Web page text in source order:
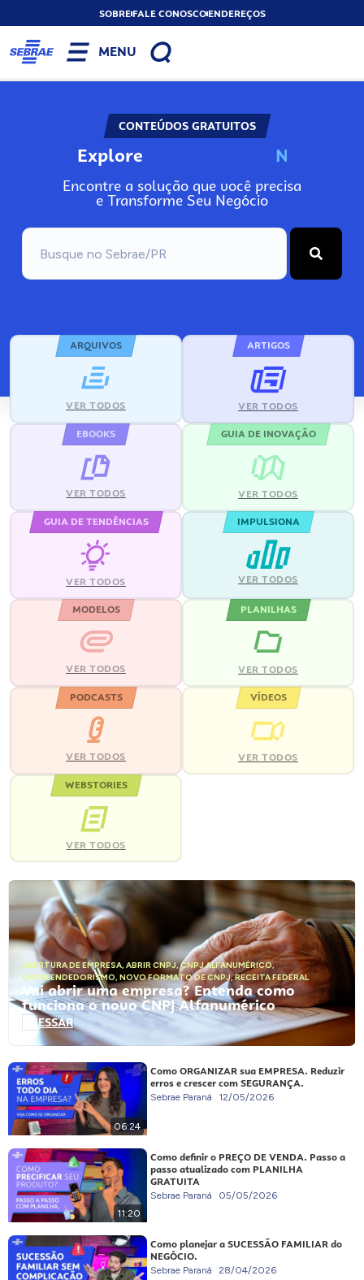
SOBREFALE CONOSCOENDEREÇOS
MENU
CONTEÚDOS GRATUITOS
Explore N
Encontre a solução que você precisa
e Transforme Seu Negócio
ARQUIVOS
VER TODOS
ARTIGOS
VER TODOS
EBOOKS
VER TODOS
GUIA DE INOVAÇÃO
VER TODOS
GUIA DE TENDÊNCIAS
VER TODOS
IMPULSIONA
VER TODOS
MODELOS
VER TODOS
PLANILHAS
VER TODOS
PODCASTS
VER TODOS
VÍDEOS
VER TODOS
WEBSTORIES
VER TODOS
ABERTURA DE EMPRESA, ABRIR CNPJ,CNPJ ALFANUMÉRICO,
EMPREENDEDORISMO, NOVO FORMATO DE CNPJ,RECEITA FEDERAL
Vai abrir uma empresa? Entenda como
funciona o novo CNPJ Alfanumérico
ACESSAR
06:24
Como ORGANIZAR sua EMPRESA. Reduzir
erros e crescer com SEGURANÇA.
Sebrae Paraná 12/05/2026
11:20
Como definir o PREÇO DE VENDA. Passo a
passo atualizado com PLANILHA
GRATUITA
Sebrae Paraná 05/05/2026
Como planejar a SUCESSÃO FAMILIAR do
NEGÓCIO.
Sebrae Paraná 28/04/2026